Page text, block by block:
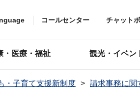
コールセンター チャット
・医療・福祉 観光・イベン
・子育て支援新制度
請求事務に関